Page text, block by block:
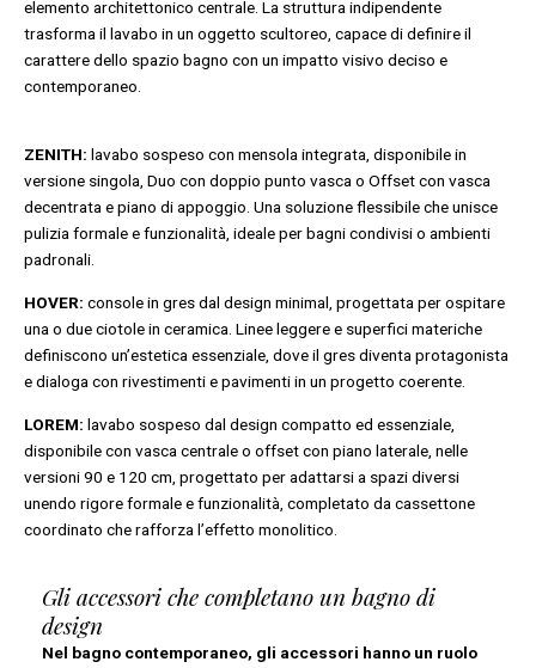
elemento architettonico centrale. La struttura indipendente
trasforma il lavabo in un oggetto scultoreo, capace di definire il
carattere dello spazio bagno con un impatto visivo deciso e
contemporaneo.
ZENITH: lavabo sospeso con mensola integrata, disponibile in
versione singola, Duo con doppio punto vasca o Offset con vasca
decentrata e piano di appoggio. Una soluzione flessibile che unisce
pulizia formale e funzionalità, ideale per bagni condivisi o ambienti
padronali.
HOVER: console in gres dal design minimal, progettata per ospitare
una o due ciotole in ceramica. Linee leggere e superfici materiche
definiscono un’estetica essenziale, dove il gres diventa protagonista
e dialoga con rivestimenti e pavimenti in un progetto coerente.
LOREM: lavabo sospeso dal design compatto ed essenziale,
disponibile con vasca centrale o offset con piano laterale, nelle
versioni 90 e 120 cm, progettato per adattarsi a spazi diversi
unendo rigore formale e funzionalità, completato da cassettone
coordinato che rafforza l’effetto monolitico.
Gli accessori che completano un bagno di
design
Nel bagno contemporaneo, gli accessori hanno un ruolo